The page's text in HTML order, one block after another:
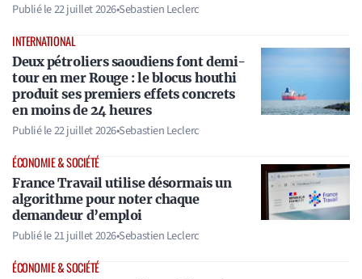
Publié le22 juillet 2026•Sebastien Leclerc
INTERNATIONAL
Deux pétroliers saoudiens font demi-
tour en mer Rouge : le blocus houthi
produit ses premiers effets concrets
en moins de 24 heures
Publié le22 juillet 2026•Sebastien Leclerc
ÉCONOMIE & SOCIÉTÉ
France Travail utilise désormais un
algorithme pour noter chaque
demandeur d’emploi
Publié le21 juillet 2026•Sebastien Leclerc
ÉCONOMIE & SOCIÉTÉ